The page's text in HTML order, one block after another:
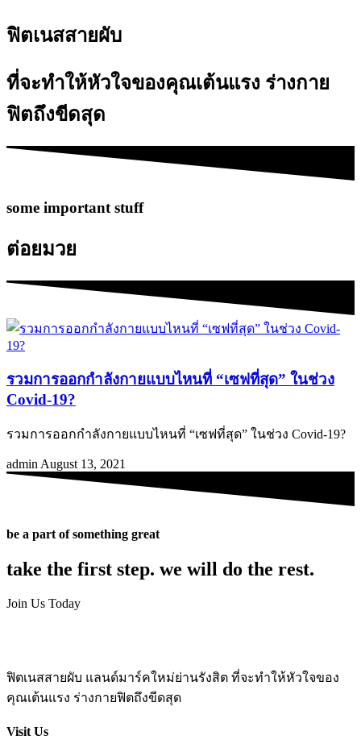
ฟิตเนสสายผับ
ที่จะทำให้หัวใจของคุณเต้นแรง ร่างกาย
ฟิตถึงขีดสุด
some important stuff
ต่อยมวย
รวมการออกกำลังกายแบบไหนที่ “เซฟที่สุด” ในช่วง
Covid-19?
รวมการออกกำลังกายแบบไหนที่ “เซฟที่สุด” ในช่วง Covid-19?
admin August 13, 2021
be a part of something great
take the first step. we will do the rest.
Join Us Today
ฟิตเนสสายผับ แลนด์มาร์คใหม่ย่านรังสิต ที่จะทำให้หัวใจของ
คุณเต้นแรง ร่างกายฟิตถึงขีดสุด
Visit Us